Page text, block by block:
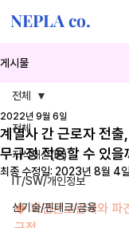
NEPLA co.
게시물
전체
지식재산(IP)
IT/SW/개인정보
신기술/핀테크/금융
전체
계열사 간 근로자 전출
무규정 적용할 수 있을
2022년 9월 6일
최종 수정일: 2023년 8월 4일
◆ 파견근로관계와 파